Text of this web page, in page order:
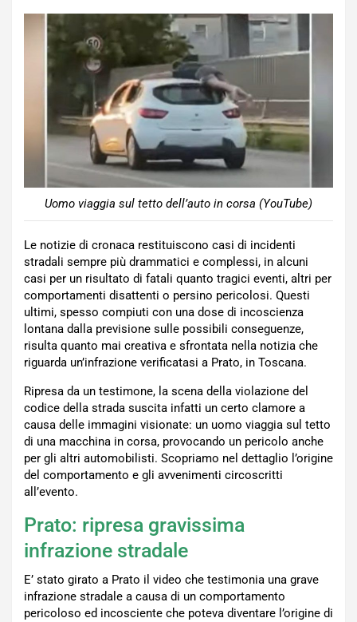
Uomo viaggia sul tetto dell’auto in corsa (YouTube)
Le notizie di cronaca restituiscono casi di incidenti
stradali sempre più drammatici e complessi, in alcuni
casi per un risultato di fatali quanto tragici eventi, altri per
comportamenti disattenti o persino pericolosi. Questi
ultimi, spesso compiuti con una dose di incoscienza
lontana dalla previsione sulle possibili conseguenze,
risulta quanto mai creativa e sfrontata nella notizia che
riguarda un’infrazione verificatasi a Prato, in Toscana.
Ripresa da un testimone, la scena della violazione del
codice della strada suscita infatti un certo clamore a
causa delle immagini visionate: un uomo viaggia sul tetto
di una macchina in corsa, provocando un pericolo anche
per gli altri automobilisti. Scopriamo nel dettaglio l’origine
del comportamento e gli avvenimenti circoscritti
all’evento.
Prato: ripresa gravissima
infrazione stradale
E’ stato girato a Prato il video che testimonia una grave
infrazione stradale a causa di un comportamento
pericoloso ed incosciente che poteva diventare l’origine di